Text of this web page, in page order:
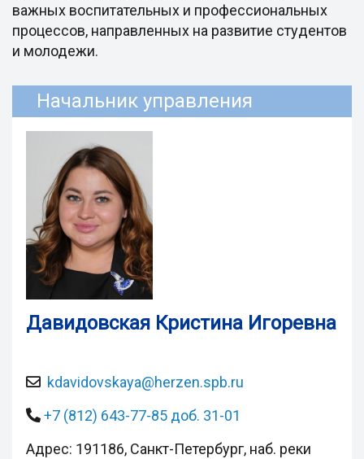
важных воспитательных и профессиональных
процессов, направленных на развитие студентов
и молодежи.
Начальник управления
Давидовская Кристина Игоревна
kdavidovskaya@herzen.spb.ru
+7 (812) 643-77-85 доб. 31-01
Адрес: 191186, Санкт-Петербург, наб. реки